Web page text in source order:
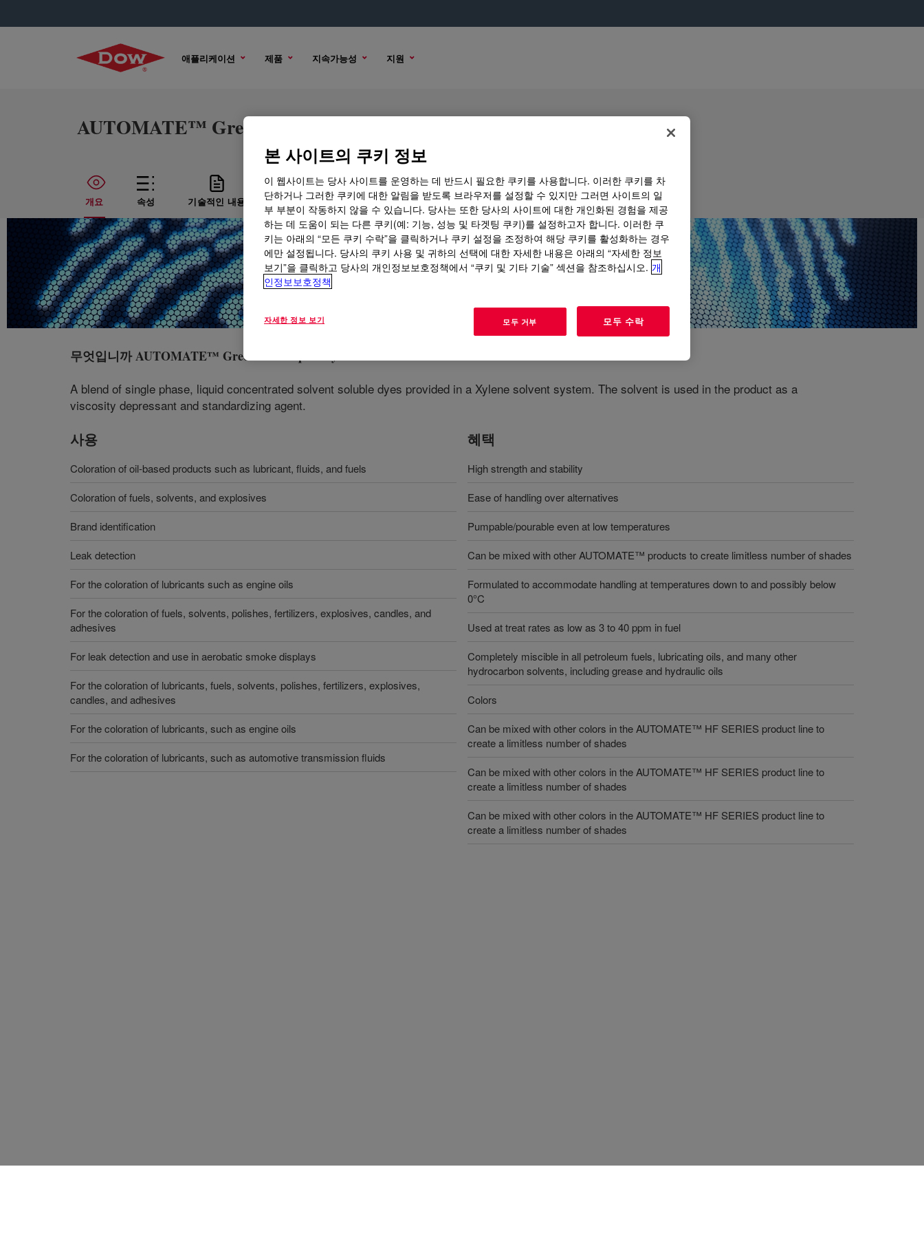
애플리케이션 제품 지속가능성 지원
AUTOMATE™ Green MX Liquid Dye
개요 속성 기술적인 내용 샘플 옵션 구매 옵션
무엇입니까AUTOMATE™ Green MX Liquid Dye
A blend of single phase, liquid concentrated solvent soluble dyes provided in a Xylene solvent system. The solvent is used in the product as a
viscosity depressant and standardizing agent.
사용
Coloration of oil-based products such as lubricant, fluids, and fuels
Coloration of fuels, solvents, and explosives
Brand identification
Leak detection
For the coloration of lubricants such as engine oils
For the coloration of fuels, solvents, polishes, fertilizers, explosives, candles, and
adhesives
For leak detection and use in aerobatic smoke displays
For the coloration of lubricants, fuels, solvents, polishes, fertilizers, explosives,
candles, and adhesives
For the coloration of lubricants, such as engine oils
For the coloration of lubricants, such as automotive transmission fluids
혜택
High strength and stability
Ease of handling over alternatives
Pumpable/pourable even at low temperatures
Can be mixed with other AUTOMATE™ products to create limitless number of shades
Formulated to accommodate handling at temperatures down to and possibly below
0°C
Used at treat rates as low as 3 to 40 ppm in fuel
Completely miscible in all petroleum fuels, lubricating oils, and many other
hydrocarbon solvents, including grease and hydraulic oils
Colors
Can be mixed with other colors in the AUTOMATE™ HF SERIES product line to
create a limitless number of shades
Can be mixed with other colors in the AUTOMATE™ HF SERIES product line to
create a limitless number of shades
Can be mixed with other colors in the AUTOMATE™ HF SERIES product line to
create a limitless number of shades
본 사이트의 쿠키 정보
이 웹사이트는 당사 사이트를 운영하는 데 반드시 필요한 쿠키를 사용합니다. 이러한 쿠키를 차
단하거나 그러한 쿠키에 대한 알림을 받도록 브라우저를 설정할 수 있지만 그러면 사이트의 일
부 부분이 작동하지 않을 수 있습니다. 당사는 또한 당사의 사이트에 대한 개인화된 경험을 제공
하는 데 도움이 되는 다른 쿠키(예: 기능, 성능 및 타겟팅 쿠키)를 설정하고자 합니다. 이러한 쿠
키는 아래의 “모든 쿠키 수락”을 클릭하거나 쿠키 설정을 조정하여 해당 쿠키를 활성화하는 경우
에만 설정됩니다. 당사의 쿠키 사용 및 귀하의 선택에 대한 자세한 내용은 아래의 “자세한 정보
보기”을 클릭하고 당사의 개인정보보호정책에서 “쿠키 및 기타 기술” 섹션을 참조하십시오. 개
인정보보호정책
자세한 정보 보기 모두 거부 모두 수락